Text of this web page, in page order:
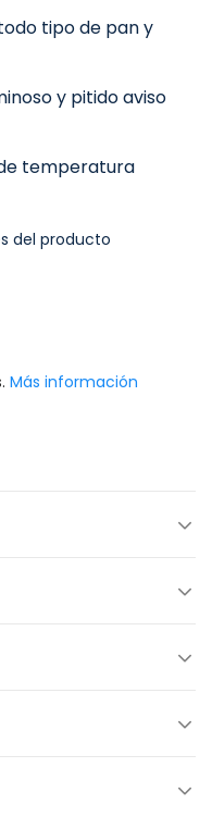
tipo de pan y
y pitido aviso
temperatura
del producto
Más información